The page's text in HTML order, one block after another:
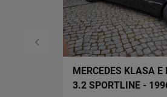
MERCEDES KLASA
3.2 SPORTLINE -